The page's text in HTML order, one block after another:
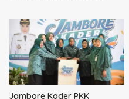
Jambore Kader PKK